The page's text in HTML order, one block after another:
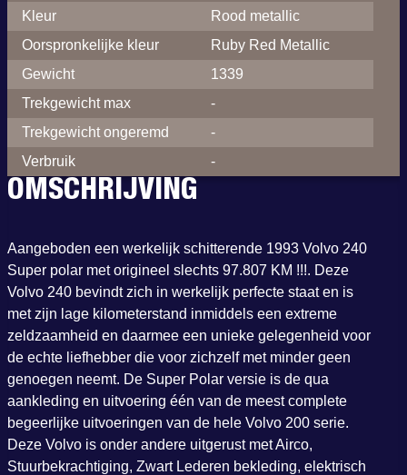
Kleur
Rood metallic
Oorspronkelijke kleur
Ruby Red Metallic
Gewicht
1339
Trekgewicht max
-
Trekgewicht ongeremd
-
Verbruik
-
OMSCHRIJVING
Aangeboden een werkelijk schitterende 1993 Volvo 240
Super polar met origineel slechts 97.807 KM !!!. Deze
Volvo 240 bevindt zich in werkelijk perfecte staat en is
met zijn lage kilometerstand inmiddels een extreme
zeldzaamheid en daarmee een unieke gelegenheid voor
de echte liefhebber die voor zichzelf met minder geen
genoegen neemt. De Super Polar versie is de qua
aankleding en uitvoering één van de meest complete
begeerlijke uitvoeringen van de hele Volvo 200 serie.
Deze Volvo is onder andere uitgerust met Airco,
Stuurbekrachtiging, Zwart Lederen bekleding, elektrisch